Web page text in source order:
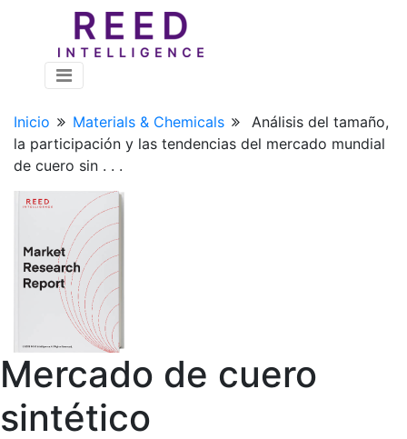
Inicio Materials & Chemicals
Análisis del tamaño,
la participación y las tendencias del mercado mundial
de cuero sin . . .
Mercado de cuero
sintético